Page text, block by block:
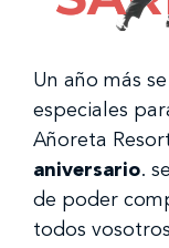
Un año más
especiales
Añoreta
aniversario.
de poder
todos